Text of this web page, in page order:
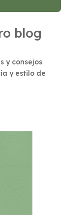
blog
y consejos
y estilo de